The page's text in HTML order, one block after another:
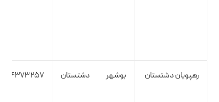
رهپویان دشتستان بوشهر دشتستان 34373257